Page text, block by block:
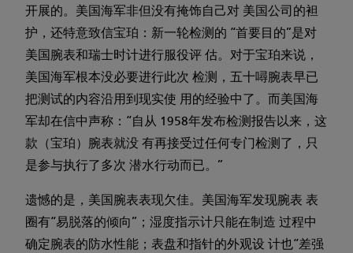
开展的。美国海军非但没有掩饰自己对 美国公司的袒
护，还特意致信宝珀：新一轮检测的 “首要目的”是对
美国腕表和瑞士时计进行服役评 估。对于宝珀来说，
美国海军根本没必要进行此次 检测，五十噚腕表早已
把测试的内容沿用到现实使 用的经验中了。而美国海
军却在信中声称：“自从 1958年发布检测报告以来，这
款（宝珀）腕表就没 有再接受过任何专门检测了，只
是参与执行了多次 潜水行动而已。”
遗憾的是，美国腕表表现欠佳。美国海军发现腕表 表
圈有“易脱落的倾向”；湿度指示计只能在制造 过程中
确定腕表的防水性能；表盘和指针的外观设 计也“差强